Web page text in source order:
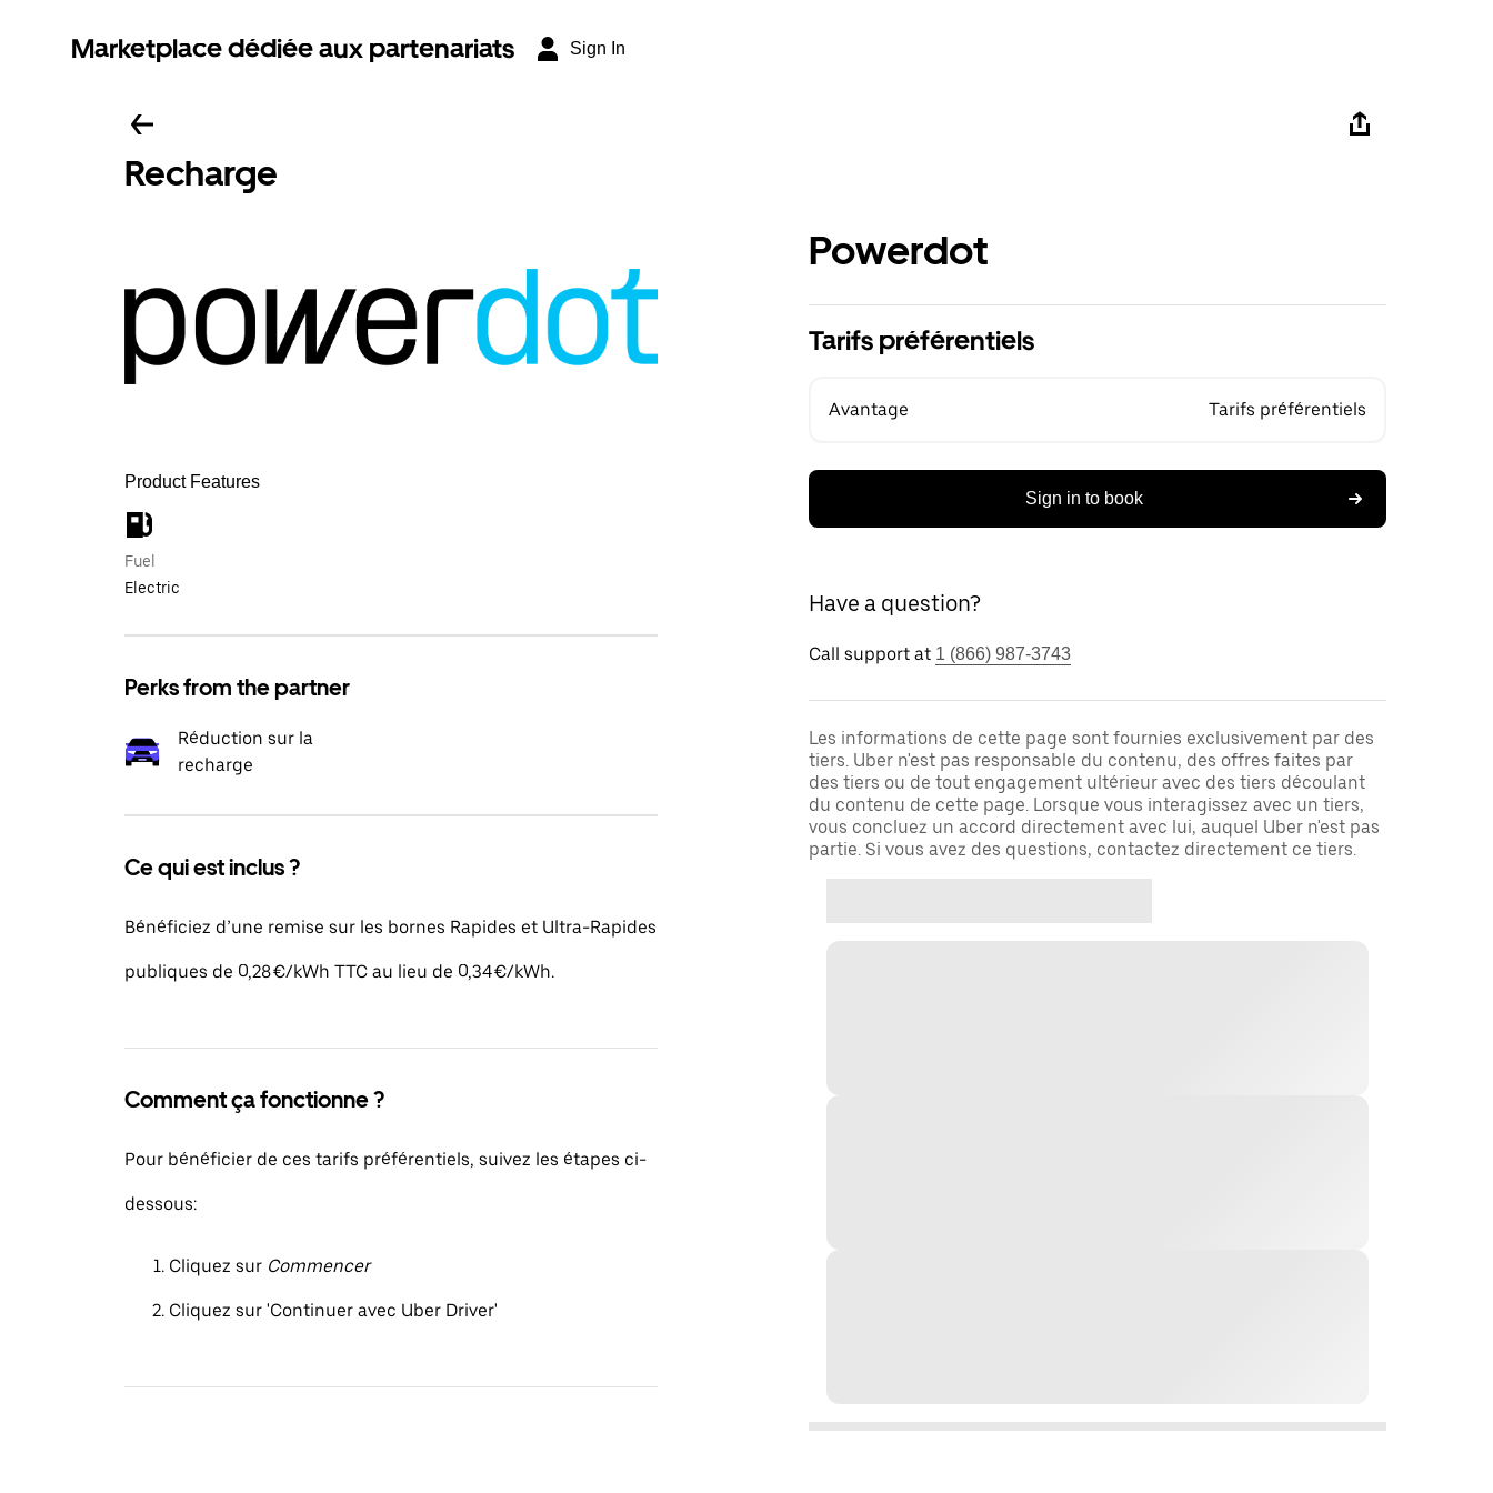
Marketplace dédiée aux partenariats Sign In
Recharge
Product Features
Fuel
Electric
Perks from the partner
Réduction sur la
recharge
Ce qui est inclus ?
Bénéficiez d’une remise sur les bornes Rapides et Ultra-Rapides
publiques de 0,28 €/kWh TTC au lieu de 0,34 €/kWh.
Comment ça fonctionne ?
Pour bénéficier de ces tarifs préférentiels, suivez les étapes ci-
dessous:
Cliquez sur Commencer
Cliquez sur 'Continuer avec Uber Driver'
Powerdot
Tarifs préférentiels
Avantage Tarifs préférentiels
Sign in to book
Have a question?
Call support at 1 (866) 987-3743
Les informations de cette page sont fournies exclusivement par des
tiers. Uber n'est pas responsable du contenu, des offres faites par
des tiers ou de tout engagement ultérieur avec des tiers découlant
du contenu de cette page. Lorsque vous interagissez avec un tiers,
vous concluez un accord directement avec lui, auquel Uber n'est pas
partie. Si vous avez des questions, contactez directement ce tiers.